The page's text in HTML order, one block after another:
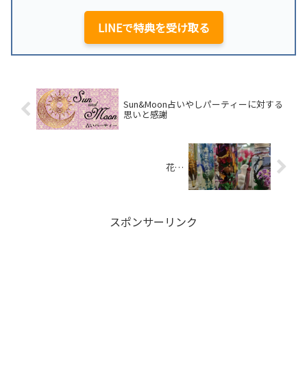
LINEで特典を受け取る
Sun&Moon占いやしパーティーに対する
思いと感謝
花…
スポンサーリンク